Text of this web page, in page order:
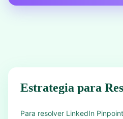
Estrategia para
Para resolver LinkedIn